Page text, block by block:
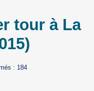
tour à La
: 184